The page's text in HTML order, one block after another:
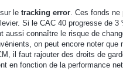
le tracking error. Ces fonds ne
Si le CAC 40 progresse de 3
aussi connaître le risque de
on peut encore noter que
il faut rajouter des droits de
en fonction de la performance